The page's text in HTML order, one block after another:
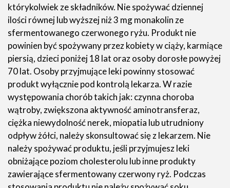
którykolwiek ze składników. Nie spożywać dziennej
ilości równej lub wyższej niż 3 mg monakolin ze
sfermentowanego czerwonego ryżu. Produkt nie
powinien być spożywany przez kobiety w ciąży, karmiące
piersią, dzieci poniżej 18 lat oraz osoby dorosłe powyżej
70 lat. Osoby przyjmujące leki powinny stosować
produkt wyłącznie pod kontrolą lekarza. W razie
występowania chorób takich jak: czynna choroba
wątroby, zwiększona aktywność aminotransferaz,
ciężka niewydolność nerek, miopatia lub utrudniony
odpływ żółci, należy skonsultować się z lekarzem. Nie
należy spożywać produktu, jeśli przyjmujesz leki
obniżające poziom cholesterolu lub inne produkty
zawierające sfermentowany czerwony ryż. Podczas